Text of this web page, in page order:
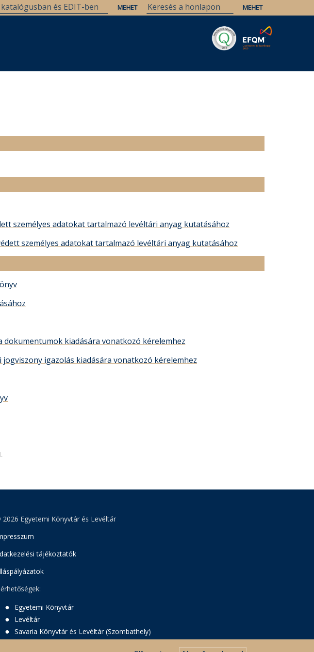
személyes adatokat tartalmazó levéltári anyag kutatásához
személyes adatokat tartalmazó levéltári anyag kutatásához
dokumentumok kiadására vonatkozó kérelemhez
igazolás kiadására vonatkozó kérelemhez
Egyetemi Könyvtár és Levéltár
tájékoztatók
Egyetemi Könyvtár
Levéltár
Savaria Könyvtár és Levéltár (Szombathely)